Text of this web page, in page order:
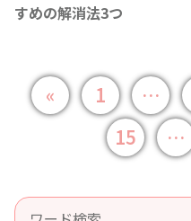
すめの解消法3つ
« 1 …
15
…